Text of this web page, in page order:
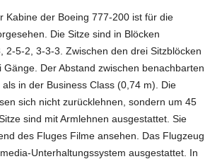
Kabine der Boeing 777-200 ist für die
Die Sitze sind in Blöcken
2-5-2, 3-3-3. Zwischen den drei Sitzblöcken
Gänge. Der Abstand zwischen benachbarten
in der Business Class (0,74 m). Die
sich nicht zurücklehnen, sondern um 45
sind mit Armlehnen ausgestattet. Sie
des Fluges Filme ansehen. Das Flugzeug
Unterhaltungssystem ausgestattet. In